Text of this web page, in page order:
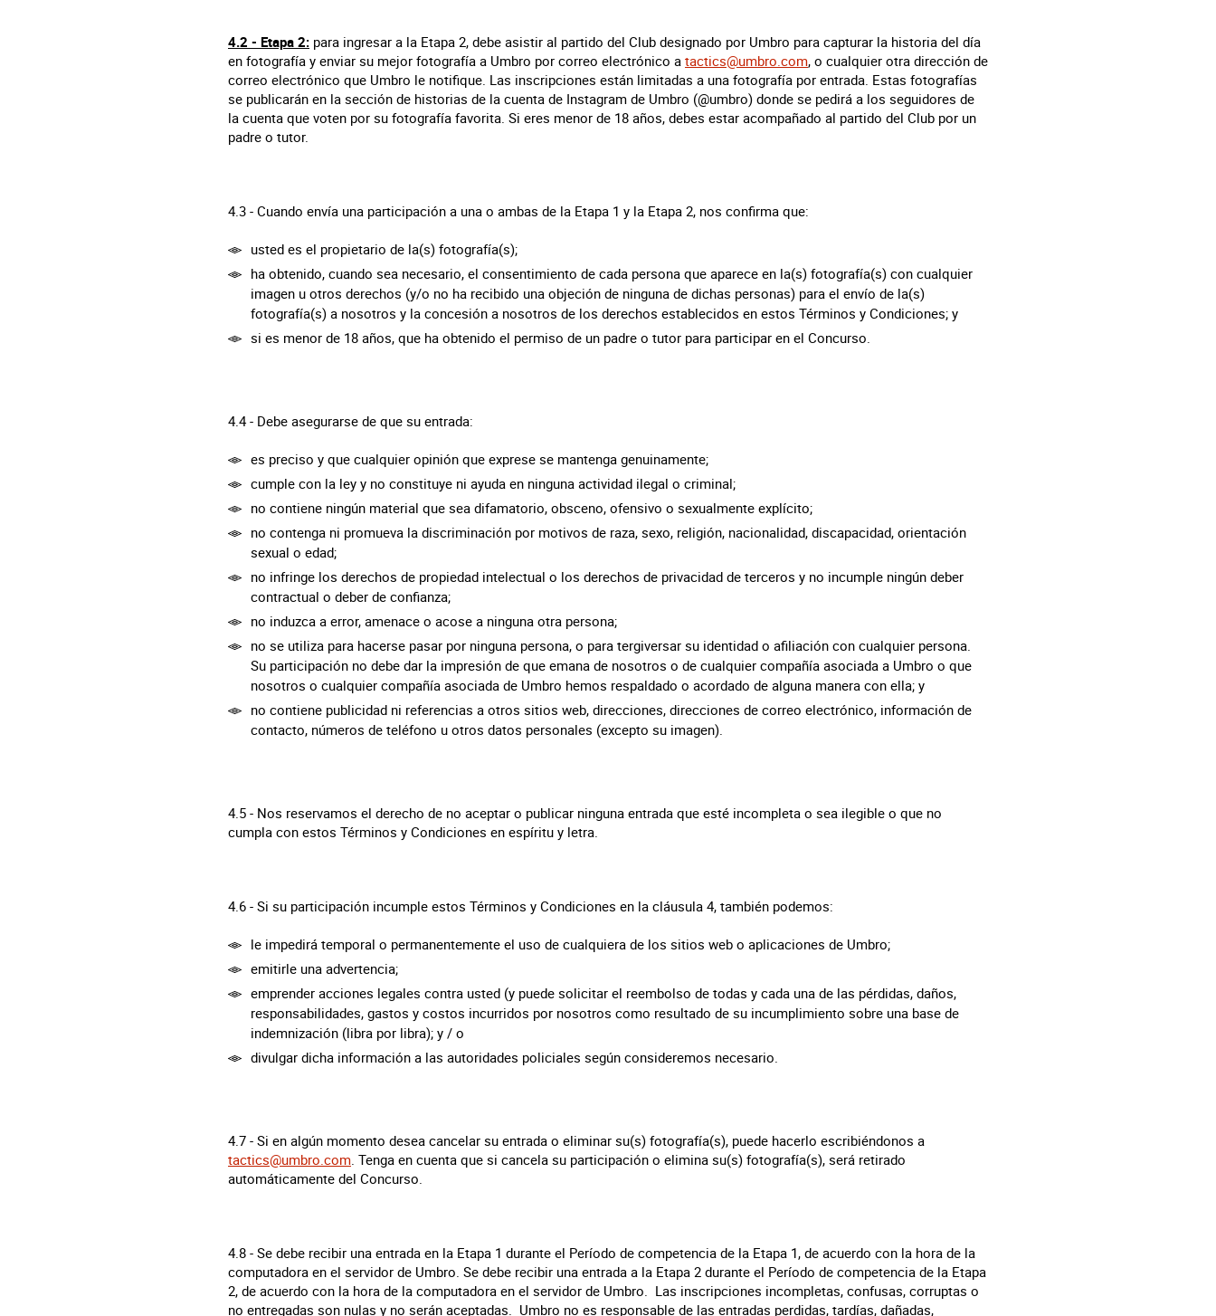
4.2 - Etapa 2: para ingresar a la Etapa 2, debe asistir al partido del Club designado por Umbro para capturar la historia del día
en fotografía y enviar su mejor fotografía a Umbro por correo electrónico a tactics@umbro.com, o cualquier otra dirección de
correo electrónico que Umbro le notifique. Las inscripciones están limitadas a una fotografía por entrada. Estas fotografías
se publicarán en la sección de historias de la cuenta de Instagram de Umbro (@umbro) donde se pedirá a los seguidores de
la cuenta que voten por su fotografía favorita. Si eres menor de 18 años, debes estar acompañado al partido del Club por un
padre o tutor.
4.3 - Cuando envía una participación a una o ambas de la Etapa 1 y la Etapa 2, nos confirma que:
usted es el propietario de la(s) fotografía(s);
ha obtenido, cuando sea necesario, el consentimiento de cada persona que aparece en la(s) fotografía(s) con cualquier
imagen u otros derechos (y/o no ha recibido una objeción de ninguna de dichas personas) para el envío de la(s)
fotografía(s) a nosotros y la concesión a nosotros de los derechos establecidos en estos Términos y Condiciones; y
si es menor de 18 años, que ha obtenido el permiso de un padre o tutor para participar en el Concurso.
4.4 - Debe asegurarse de que su entrada:
es preciso y que cualquier opinión que exprese se mantenga genuinamente;
cumple con la ley y no constituye ni ayuda en ninguna actividad ilegal o criminal;
no contiene ningún material que sea difamatorio, obsceno, ofensivo o sexualmente explícito;
no contenga ni promueva la discriminación por motivos de raza, sexo, religión, nacionalidad, discapacidad, orientación
sexual o edad;
no infringe los derechos de propiedad intelectual o los derechos de privacidad de terceros y no incumple ningún deber
contractual o deber de confianza;
no induzca a error, amenace o acose a ninguna otra persona;
no se utiliza para hacerse pasar por ninguna persona, o para tergiversar su identidad o afiliación con cualquier persona.
Su participación no debe dar la impresión de que emana de nosotros o de cualquier compañía asociada a Umbro o que
nosotros o cualquier compañía asociada de Umbro hemos respaldado o acordado de alguna manera con ella; y
no contiene publicidad ni referencias a otros sitios web, direcciones, direcciones de correo electrónico, información de
contacto, números de teléfono u otros datos personales (excepto su imagen).
4.5 - Nos reservamos el derecho de no aceptar o publicar ninguna entrada que esté incompleta o sea ilegible o que no
cumpla con estos Términos y Condiciones en espíritu y letra.
4.6 - Si su participación incumple estos Términos y Condiciones en la cláusula 4, también podemos:
le impedirá temporal o permanentemente el uso de cualquiera de los sitios web o aplicaciones de Umbro;
emitirle una advertencia;
emprender acciones legales contra usted (y puede solicitar el reembolso de todas y cada una de las pérdidas, daños,
responsabilidades, gastos y costos incurridos por nosotros como resultado de su incumplimiento sobre una base de
indemnización (libra por libra); y / o
divulgar dicha información a las autoridades policiales según consideremos necesario.
4.7 - Si en algún momento desea cancelar su entrada o eliminar su(s) fotografía(s), puede hacerlo escribiéndonos a
tactics@umbro.com. Tenga en cuenta que si cancela su participación o elimina su(s) fotografía(s), será retirado
automáticamente del Concurso.
4.8 - Se debe recibir una entrada en la Etapa 1 durante el Período de competencia de la Etapa 1, de acuerdo con la hora de la
computadora en el servidor de Umbro. Se debe recibir una entrada a la Etapa 2 durante el Período de competencia de la Etapa
2, de acuerdo con la hora de la computadora en el servidor de Umbro. Las inscripciones incompletas, confusas, corruptas o
no entregadas son nulas y no serán aceptadas. Umbro no es responsable de las entradas perdidas, tardías, dañadas,